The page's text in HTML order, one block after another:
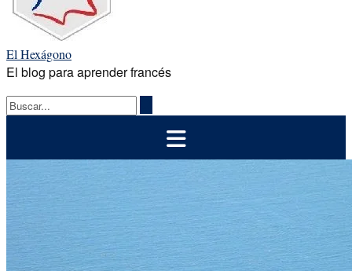
El Hexágono
El blog para aprender francés